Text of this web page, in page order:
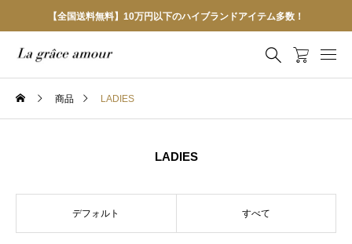
【全国送料無料】10万円以下のハイブランドアイテム多数！
商品 LADIES
LADIES
デフォルト すべて